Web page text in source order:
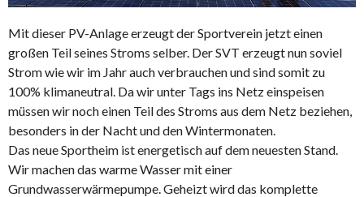
Mit dieser PV-Anlage erzeugt der Sportverein jetzt einen
großen Teil seines Stroms selber. Der SVT erzeugt nun soviel
Strom wie wir im Jahr auch verbrauchen und sind somit zu
100% klimaneutral. Da wir unter Tags ins Netz einspeisen
müssen wir noch einen Teil des Stroms aus dem Netz beziehen,
besonders in der Nacht und den Wintermonaten.
Das neue Sportheim ist energetisch auf dem neuesten Stand.
Wir machen das warme Wasser mit einer
Grundwasserwärmepumpe. Geheizt wird das komplette